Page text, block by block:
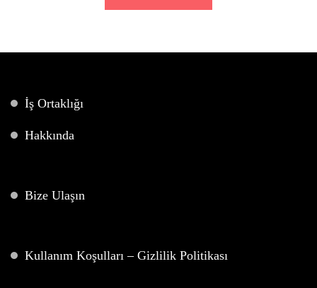
İş Ortaklığı
Hakkında
Bize Ulaşın
Kullanım Koşulları – Gizlilik Politikası